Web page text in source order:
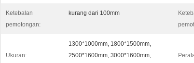
Ketebalan
pemotongan:
kurang dari 100mm
Ukuran:
1300*1000mm, 1800*1500mm,
2500*1600mm, 3000*1600mm,